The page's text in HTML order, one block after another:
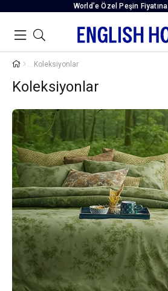
World’e Özel Peşin Fiyatına
Koleksiyonlar
Koleksiyonlar